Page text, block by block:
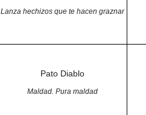
Lanza hechizos que te hacen graznar
Pato Diablo
Maldad. Pura maldad